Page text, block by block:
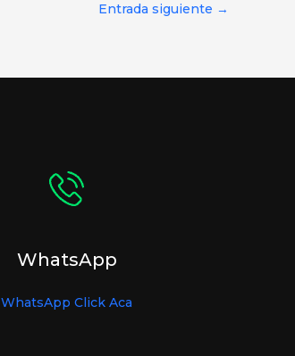
Entrada siguiente →
WhatsApp
WhatsApp Click Aca